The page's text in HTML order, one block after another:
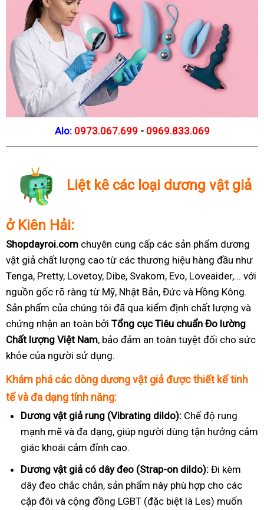
Alo: 0973.067.699 - 0969.833.069
Liệt kê các loại dương vật giả
ở Kiên Hải:
Shopdayroi.com chuyên cung cấp các sản phẩm dương
vật giả chất lượng cao từ các thương hiệu hàng đầu như
Tenga, Pretty, Lovetoy, Dibe, Svakom, Evo, Loveaider,... với
nguồn gốc rõ ràng từ Mỹ, Nhật Bản, Đức và Hồng Kông.
Sản phẩm của chúng tôi đã qua kiểm định chất lượng và
chứng nhận an toàn bởi Tổng cục Tiêu chuẩn Đo lường
Chất lượng Việt Nam, bảo đảm an toàn tuyệt đối cho sức
khỏe của người sử dụng.
Khám phá các dòng dương vật giả được thiết kế tinh
tế và đa dạng tính năng:
Dương vật giả rung (Vibrating dildo): Chế độ rung
mạnh mẽ và đa dạng, giúp người dùng tận hưởng cảm
giác khoái cảm đỉnh cao.
Dương vật giả có dây đeo (Strap-on dildo): Đi kèm
dây đeo chắc chắn, sản phẩm này phù hợp cho các
cặp đôi và cộng đồng LGBT (đặc biệt là Les) muốn